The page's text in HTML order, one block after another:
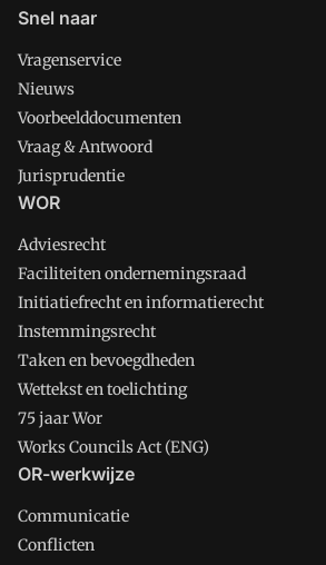
Snel naar
Vragenservice
Nieuws
Voorbeelddocumenten
Vraag & Antwoord
Jurisprudentie
WOR
Adviesrecht
Faciliteiten ondernemingsraad
Initiatiefrecht en informatierecht
Instemmingsrecht
Taken en bevoegdheden
Wettekst en toelichting
75 jaar Wor
Works Councils Act (ENG)
OR-werkwijze
Communicatie
Conflicten